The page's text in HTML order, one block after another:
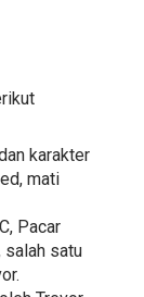
karakter
mati
Pacar
salah satu